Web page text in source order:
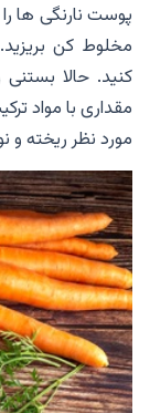
پوست نارنگی ها
مخلوط کن
کنید. حالا بستنی
مقداری با مواد
مورد نظر ریخته